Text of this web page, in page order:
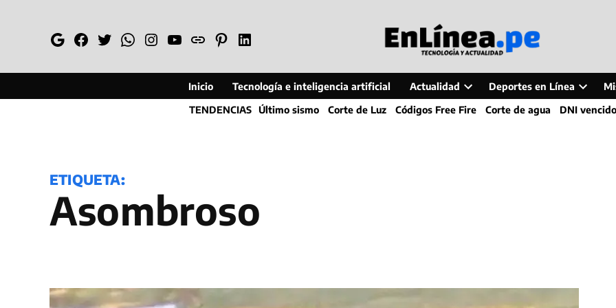
GoogleFacebook
TwitterWhatsapp
Instagram
YouTube
WebPinterestLinkedin
Inicio Tecnología e inteligencia artificial Actualidad
Open
dropdown
Deportes en Línea
Open
dropdown
TENDENCIAS Último sismo Corte de Luz Códigos Free Fire Corte de agua DNI vencido
ETIQUETA:
Asombroso